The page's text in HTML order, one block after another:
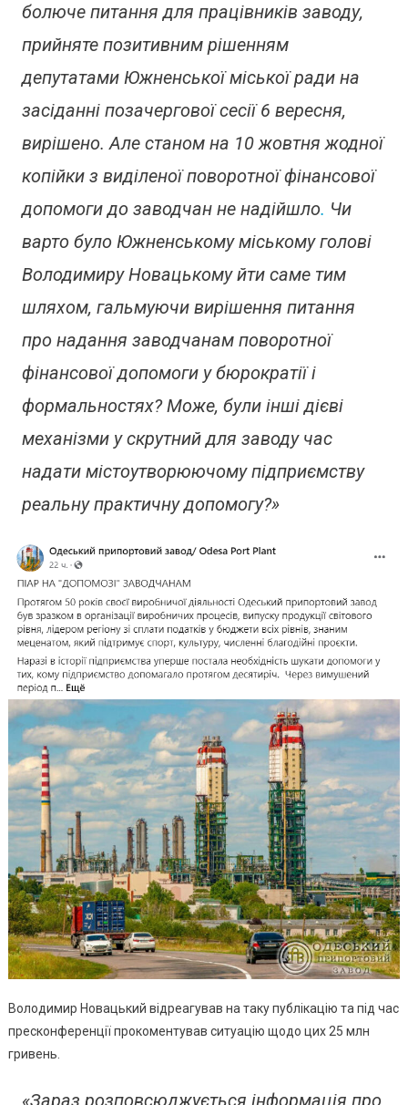
болюче питання для працівників заводу,
прийняте позитивним рішенням
депутатами Южненської міської ради на
засіданні позачергової сесії 6 вересня,
вирішено. Але станом на 10 жовтня жодної
копійки з виділеної поворотної фінансової
допомоги до заводчан не надійшло. Чи
варто було Южненському міському голові
Володимиру Новацькому йти саме тим
шляхом, гальмуючи вирішення питання
про надання заводчанам поворотної
фінансової допомоги у бюрократії і
формальностях? Може, були інші дієві
механізми у скрутний для заводу час
надати містоутворюючому підприємству
реальну практичну допомогу?»
Володимир Новацький відреагував на таку публікацію та під час
пресконференції прокоментував ситуацію щодо цих 25 млн
гривень.
«Зараз розповсюджується інформація про